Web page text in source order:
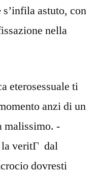
astuto, con
nella
eterosessuale ti
anzi di un
malissimo. -
la veritГ dal
dovresti